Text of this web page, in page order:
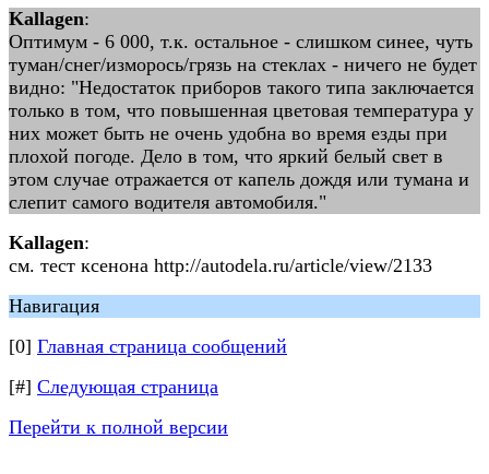
Kallagen:
Оптимум - 6 000, т.к. остальное - слишком синее, чуть
туман/снег/изморось/грязь на стеклах - ничего не будет
видно: "Недостаток приборов такого типа заключается
только в том, что повышенная цветовая температура у
них может быть не очень удобна во время езды при
плохой погоде. Дело в том, что яркий белый свет в
этом случае отражается от капель дождя или тумана и
слепит самого водителя автомобиля."
Kallagen:
см. тест ксенона http://autodela.ru/article/view/2133
Навигация
[0] Главная страница сообщений
[#] Следующая страница
Перейти к полной версии